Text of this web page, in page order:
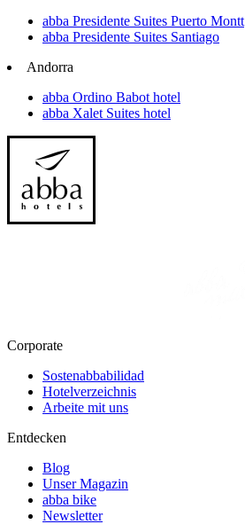
abba Presidente Suites Puerto Montt
abba Presidente Suites Santiago
Andorra
abba Ordino Babot hotel
abba Xalet Suites hotel
Corporate
Sostenabbabilidad
Hotelverzeichnis
Arbeite mit uns
Entdecken
Blog
Unser Magazin
abba bike
Newsletter